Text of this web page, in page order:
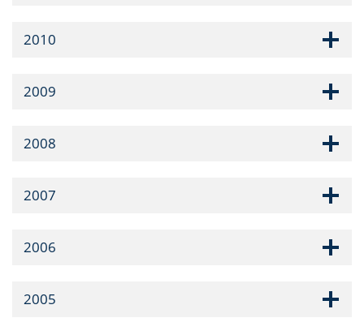
2010
2009
2008
2007
2006
2005